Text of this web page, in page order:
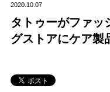
2020.10.07
タトゥーがファッ
グストアにケア製